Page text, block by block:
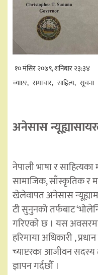
१० मंसिर २०७९, शनिबार २३:३४
च्याप्टर समाचार साहित्य सूचना
अनेसास
नेपाली भाषा र
सामाजिक, साँस्कृतिक र
खेलेवापत अनेसास
टी सुनुनको तर्फबाट
गरिएको छ । यस
हरिमाया अधिकारी ,
च्याप्टरका आजीवन सदस्य
ज्ञापन गर्दछौँ ।